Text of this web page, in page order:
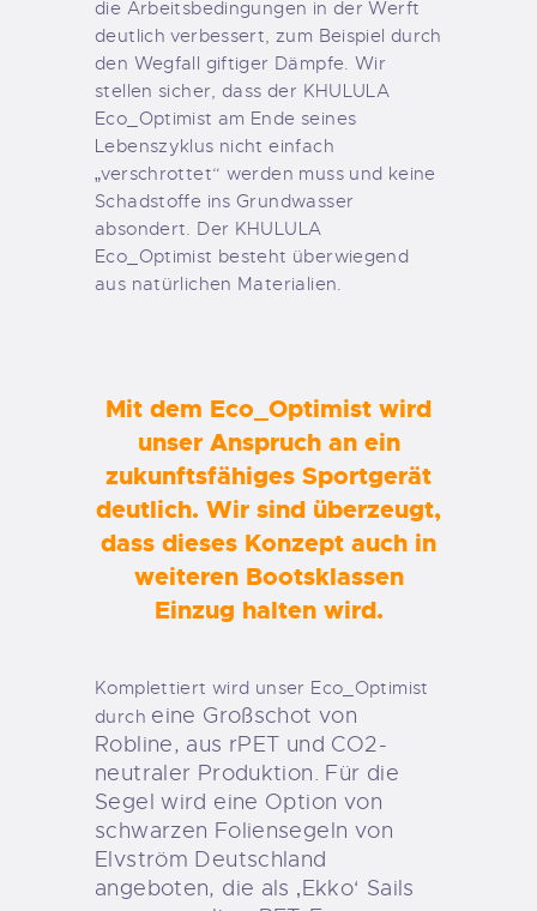
die Arbeitsbedingungen in der Werft
deutlich verbessert, zum Beispiel durch
den Wegfall giftiger Dämpfe. Wir
stellen sicher, dass der KHULULA
Eco_Optimist am Ende seines
Lebenszyklus nicht einfach
„verschrottet“ werden muss und keine
Schadstoffe ins Grundwasser
absondert. Der KHULULA
Eco_Optimist besteht überwiegend
aus natürlichen Materialien.
Mit dem Eco_Optimist wird
unser Anspruch an ein
zukunftsfähiges Sportgerät
deutlich. Wir sind überzeugt,
dass dieses Konzept auch in
weiteren Bootsklassen
Einzug halten wird.
Komplettiert wird unser Eco_Optimist
durch eine Großschot von
Robline, aus rPET und CO2-
neutraler Produktion. Für die
Segel wird eine Option von
schwarzen Foliensegeln von
Elvström Deutschland
angeboten, die als ‚Ekko‘ Sails